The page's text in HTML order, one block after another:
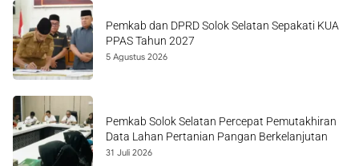
Pemkab dan DPRD Solok Selatan Sepakati KUA
PPAS Tahun 2027
5 Agustus 2026
Pemkab Solok Selatan Percepat Pemutakhiran
Data Lahan Pertanian Pangan Berkelanjutan
31 Juli 2026